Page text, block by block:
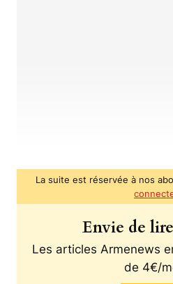
La suite est réservée à nos
Envie de
Les articles Armenews
de 4€/